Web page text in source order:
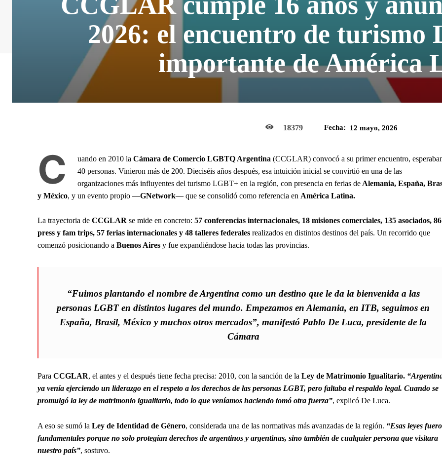
2026: el encuentro de turismo
importante de América
18379 Fecha: 12 mayo, 2026
C uando en 2010 la Cámara de Comercio LGBTQ Argentina (CCGLAR) convocó a su primer encuentro,
40 personas. Vinieron más de 200. Dieciséis años después, esa intuición inicial se convirtió en una de las
organizaciones más influyentes del turismo LGBT+ en la región, con presencia en ferias de Alemania, España,
y México, y un evento propio —GNetwork— que se consolidó como referencia en América Latina.
La trayectoria de CCGLAR se mide en concreto: 57 conferencias internacionales, 18 misiones comerciales, 135 asociados, 86
press y fam trips, 57 ferias internacionales y 48 talleres federales realizados en distintos destinos del país. Un recorrido que
comenzó posicionando a Buenos Aires y fue expandiéndose hacia todas las provincias.
“Fuimos plantando el nombre de Argentina como un destino que le da la bienvenida a las
personas LGBT en distintos lugares del mundo. Empezamos en Alemania, en ITB, seguimos en
España, Brasil, México y muchos otros mercados”, manifestó Pablo De Luca, presidente de la
Cámara
Para CCGLAR, el antes y el después tiene fecha precisa: 2010, con la sanción de la Ley de Matrimonio Igualitario.
ya venía ejerciendo un liderazgo en el respeto a los derechos de las personas LGBT, pero faltaba el respaldo legal. Cuando se
promulgó la ley de matrimonio igualitario, todo lo que veníamos haciendo tomó otra fuerza”, explicó De Luca.
A eso se sumó la Ley de Identidad de Género, considerada una de las normativas más avanzadas de la región. “Esas leyes
fundamentales porque no solo protegían derechos de argentinos y argentinas, sino también de cualquier persona que visitara
nuestro país”, sostuvo.